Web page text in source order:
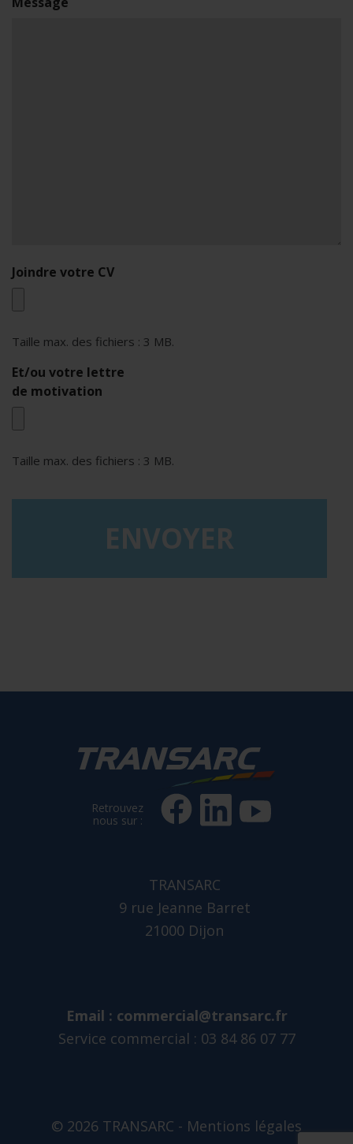
Joindre votre CV
Taille max. des fichiers : 3 MB.
Et/ou votre lettre
de motivation
Taille max. des fichiers : 3 MB.
Retrouvez
nous sur :
TRANSARC
9 rue Jeanne Barret
21000 Dijon
Email : commercial@transarc.fr
Service commercial : 03 84 86 07 77
© 2026 TRANSARC - Mentions légales